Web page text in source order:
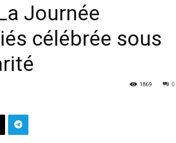
Journée
célébrée sous
0
1869